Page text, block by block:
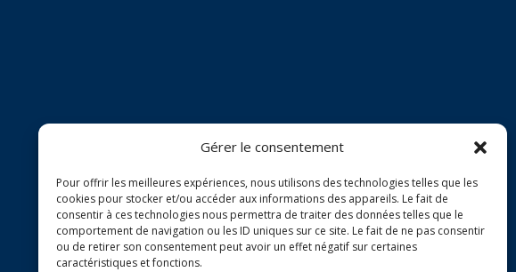
Gérer le consentement
Pour offrir les meilleures expériences, nous utilisons des technologies telles que les
cookies pour stocker et/ou accéder aux informations des appareils. Le fait de
consentir à ces technologies nous permettra de traiter des données telles que le
comportement de navigation ou les ID uniques sur ce site. Le fait de ne pas consentir
ou de retirer son consentement peut avoir un effet négatif sur certaines
caractéristiques et fonctions.